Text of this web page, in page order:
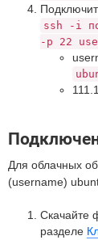
ssh -i
-p 22
Для облачных
(username)
Скачайте
разделе